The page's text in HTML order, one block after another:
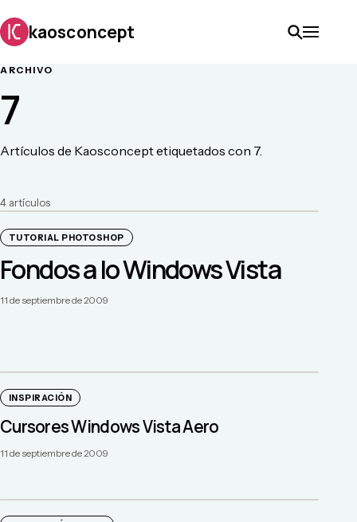
kaosconcept
ARCHIVO
7
Artículos de Kaosconcept etiquetados con 7.
4 artículos
TUTORIAL PHOTOSHOP
Fondos a lo Windows Vista
11 de septiembre de 2009
INSPIRACIÓN
Cursores Windows Vista Aero
11 de septiembre de 2009